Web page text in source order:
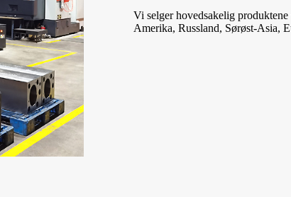
Vi selger hovedsakelig
Amerika, Russland, Sørøst-Asia,